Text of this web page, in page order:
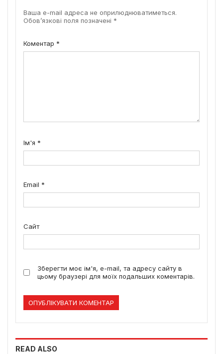
Ваша e-mail адреса не оприлюднюватиметься.
Обов’язкові поля позначені *
Коментар *
Ім'я *
Email *
Сайт
Зберегти моє ім'я, e-mail, та адресу сайту в
цьому браузері для моїх подальших коментарів.
READ ALSO